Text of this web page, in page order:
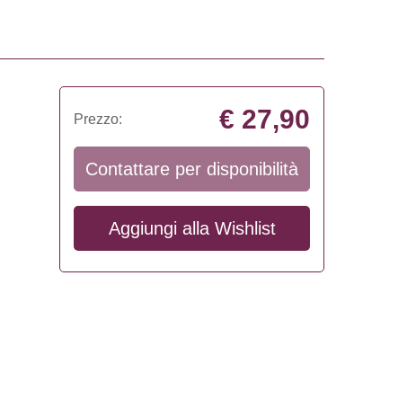
Prezzo: € 27,90
Contattare per disponibilità
Aggiungi alla Wishlist